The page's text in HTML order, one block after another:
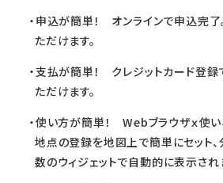
申込が簡単！ オンラインで申込完了
ただけます。
支払が簡単！ クレジットカード登録
ただけます。
使い方が簡単！ Webブラウザｘ使い
地点の登録を地図上で簡単にセット
数のウィジェットで自動的に表示され